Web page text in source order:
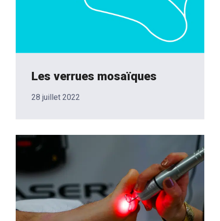
Les verrues mosaïques
28 juillet 2022